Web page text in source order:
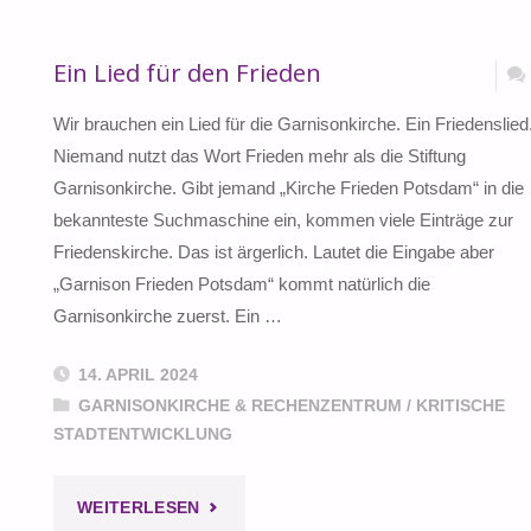
Ein Lied für den Frieden
Wir brauchen ein Lied für die Garnisonkirche. Ein
Niemand nutzt das Wort Frieden mehr als die Stiftung
Garnisonkirche. Gibt jemand „Kirche Frieden Potsdam“ in die
bekannteste Suchmaschine ein, kommen viele Einträge zur
Friedenskirche. Das ist ärgerlich. Lautet die Eingabe aber
„Garnison Frieden Potsdam“ kommt natürlich die
Garnisonkirche zuerst. Ein …
14. APRIL 2024
GARNISONKIRCHE & RECHENZENTRUM / KRITISCHE
STADTENTWICKLUNG
WEITERLESEN"EIN